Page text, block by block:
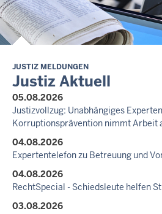
JUSTIZ MELDUNGEN
Justiz Aktuell
05.08.2026
Justizvollzug: Unabhängiges
Korruptionsprävention nimmt Arbeit
04.08.2026
Expertentelefon zu Betreuung und
04.08.2026
RechtSpecial - Schiedsleute helfen
03.08.2026